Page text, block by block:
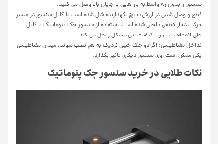
سنسور را بدون رله واسط به بار هایی با جریان بالا وصل می کنید.
قطع و وصل شدن در لرزش: پیچ نگهدارنده شل شده است یا کابل سنسور در مسیر
حرکت دچار قطعی داخلی شده است. استفاده از سنسور جک پنوماتیک با کابل
های انعطاف پذیر و باکیفیت این مشکل را حل می کند.
تداخل مغناطیسی: اگر دو جک خیلی نزدیک به هم نصب شوند، میدان مغناطیسی
یکی ممکن است روی سنسور دیگری تاثیر بگذارد.
نکات طلایی در خرید سنسور جک پنوماتیک